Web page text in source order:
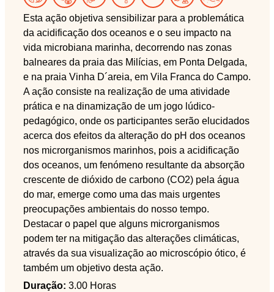
Esta ação objetiva sensibilizar para a problemática
da acidificação dos oceanos e o seu impacto na
vida microbiana marinha, decorrendo nas zonas
balneares da praia das Milícias, em Ponta Delgada,
e na praia Vinha D´areia, em Vila Franca do Campo.
A ação consiste na realização de uma atividade
prática e na dinamização de um jogo lúdico-
pedagógico, onde os participantes serão elucidados
acerca dos efeitos da alteração do pH dos oceanos
nos microrganismos marinhos, pois a acidificação
dos oceanos, um fenómeno resultante da absorção
crescente de dióxido de carbono (CO2) pela água
do mar, emerge como uma das mais urgentes
preocupações ambientais do nosso tempo.
Destacar o papel que alguns microrganismos
podem ter na mitigação das alterações climáticas,
através da sua visualização ao microscópio ótico, é
também um objetivo desta ação.
Duração: 3.00 Horas